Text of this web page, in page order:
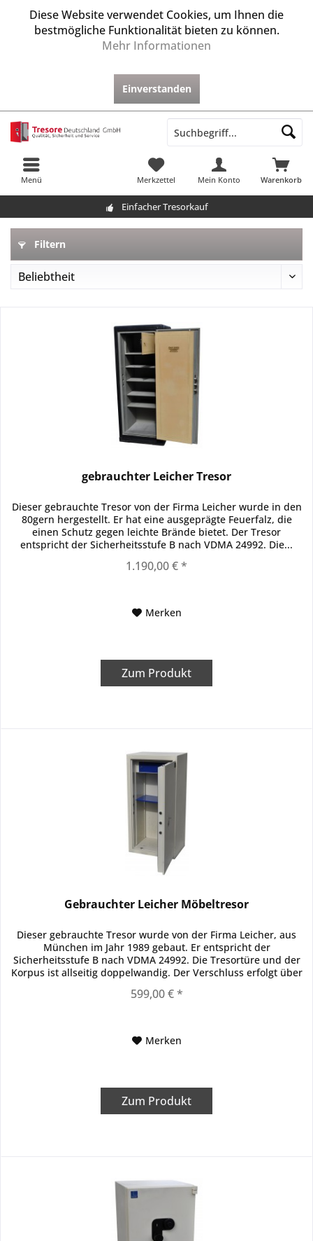
Diese Website verwendet Cookies, um Ihnen die
bestmögliche Funktionalität bieten zu können.
Mehr Informationen
Einverstanden
Menü Warenkorb
Merkzettel Mein Konto
Einfacher Tresorkauf
Filtern
gebrauchter Leicher Tresor
Dieser gebrauchte Tresor von der Firma Leicher wurde in den
80gern hergestellt. Er hat eine ausgeprägte Feuerfalz, die
einen Schutz gegen leichte Brände bietet. Der Tresor
entspricht der Sicherheitsstufe B nach VDMA 24992. Die...
1.190,00 € *
Merken
Zum Produkt
Gebrauchter Leicher Möbeltresor
Dieser gebrauchte Tresor wurde von der Firma Leicher, aus
München im Jahr 1989 gebaut. Er entspricht der
Sicherheitsstufe B nach VDMA 24992. Die Tresortüre und der
Korpus ist allseitig doppelwandig. Der Verschluss erfolgt über
599,00 € *
Merken
Zum Produkt